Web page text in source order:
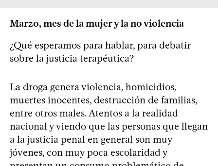
Marzo, mes de la mujer y la no violencia
¿Qué esperamos para hablar, para debatir
sobre la justicia terapéutica?
La droga genera violencia, homicidios,
muertes inocentes, destrucción de familias,
entre otros males. Atentos a la realidad
nacional y viendo que las personas que llegan
a la justicia penal en general son muy
jóvenes, con muy poca escolaridad y